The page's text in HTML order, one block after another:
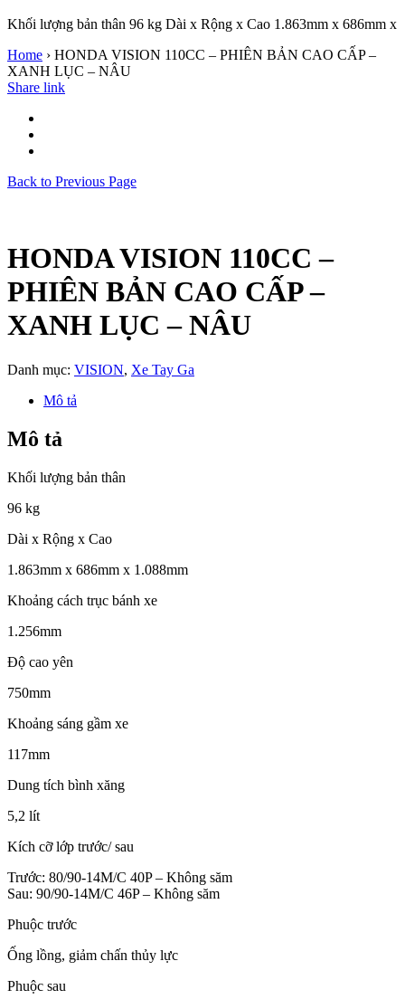
Khối lượng bản thân 96 kg Dài x Rộng x Cao 1.863mm x 686mm x
Home › HONDA VISION 110CC – PHIÊN BẢN CAO CẤP –
XANH LỤC – NÂU
Share link
Back to Previous Page
HONDA VISION 110CC –
PHIÊN BẢN CAO CẤP –
XANH LỤC – NÂU
Danh mục: VISION, Xe Tay Ga
Mô tả
Mô tả
Khối lượng bản thân
96 kg
Dài x Rộng x Cao
1.863mm x 686mm x 1.088mm
Khoảng cách trục bánh xe
1.256mm
Độ cao yên
750mm
Khoảng sáng gầm xe
117mm
Dung tích bình xăng
5,2 lít
Kích cỡ lớp trước/ sau
Trước: 80/90-14M/C 40P – Không săm
Sau: 90/90-14M/C 46P – Không săm
Phuộc trước
Ống lồng, giảm chấn thủy lực
Phuộc sau